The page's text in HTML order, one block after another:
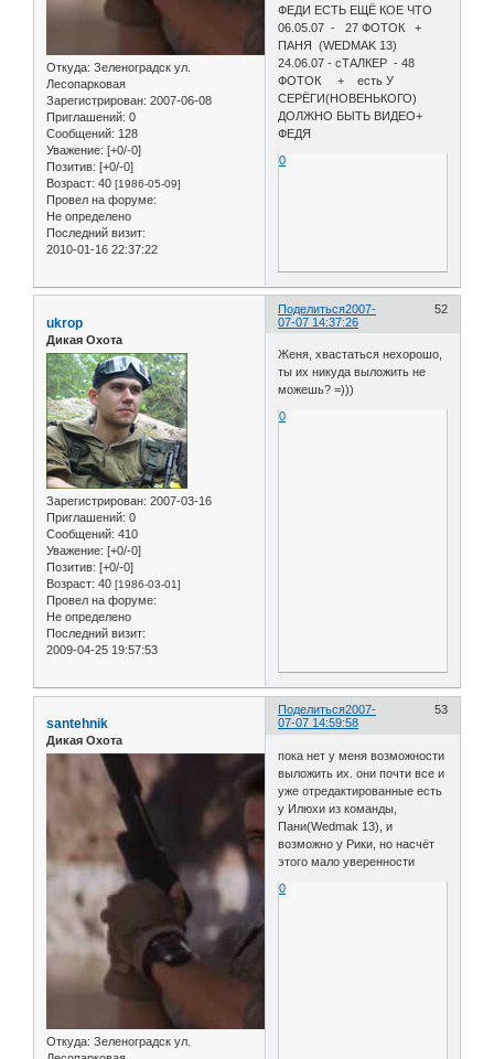
Откуда: Зеленоградск ул.
Лесопарковая
Зарегистрирован: 2007-06-08
Приглашений: 0
Сообщений: 128
Уважение: [+0/-0]
Позитив: [+0/-0]
Возраст: 40 [1986-05-09]
Провел на форуме:
Не определено
Последний визит:
2010-01-16 22:37:22
ФЕДИ ЕСТЬ ЕЩЁ КОЕ ЧТО
06.05.07 - 27 ФОТОК +
ПАНЯ (WEDMAK 13)
24.06.07 - сТАЛКЕР - 48
ФОТОК + есть У
СЕРЁГИ(НОВЕНЬКОГО)
ДОЛЖНО БЫТЬ ВИДЕО+
ФЕДЯ
0
Поделиться 52
2007-
07-07 14:37:26
ukrop
Дикая Охота
Зарегистрирован: 2007-03-16
Приглашений: 0
Сообщений: 410
Уважение: [+0/-0]
Позитив: [+0/-0]
Возраст: 40 [1986-03-01]
Провел на форуме:
Не определено
Последний визит:
2009-04-25 19:57:53
Женя, хвастаться нехорошо,
ты их никуда выложить не
можешь? =)))
0
Поделиться 53
2007-
07-07 14:59:58
santehnik
Дикая Охота
Откуда: Зеленоградск ул.
пока нет у меня возможности
выложить их. они почти все и
уже отредактированные есть
у Илюхи из команды,
Пани(Wedmak 13), и
возможно у Рики, но насчёт
этого мало уверенности
0